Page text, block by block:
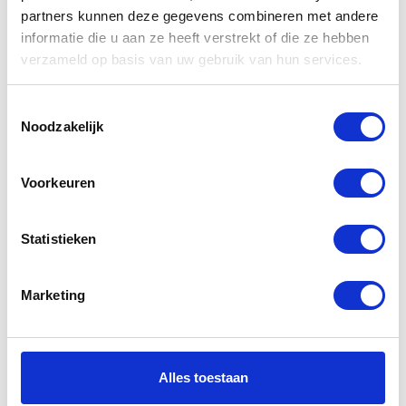
partners kunnen deze gegevens combineren met andere
informatie die u aan ze heeft verstrekt of die ze hebben
verzameld op basis van uw gebruik van hun services.
Noodzakelijk
Voorkeuren
Statistieken
Marketing
Alles toestaan
Gerelateerde
producten
Vintage lady
Oorspronkelijke
Huidige
Leather Jacket